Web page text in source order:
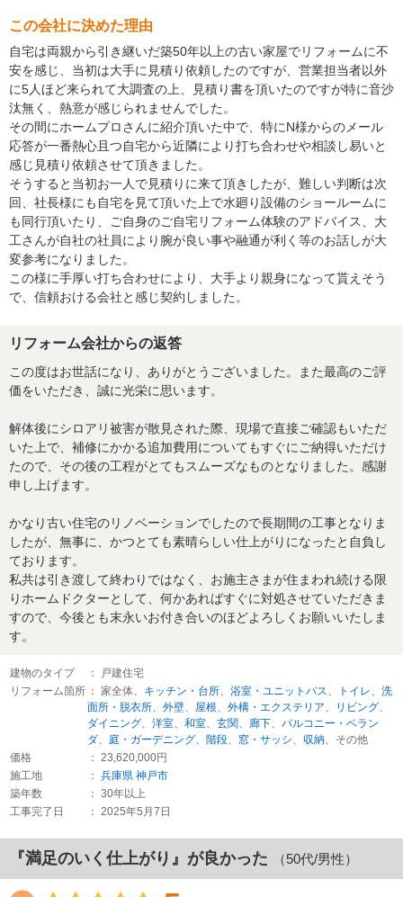
この会社に決めた理由
自宅は両親から引き継いだ築50年以上の古い家屋でリフォームに不
安を感じ、当初は大手に見積り依頼したのですが、営業担当者以外
に5人ほど来られて大調査の上、見積り書を頂いたのですが特に音沙
汰無く、熱意が感じられませんでした。
その間にホームプロさんに紹介頂いた中で、特にN様からのメール
応答が一番熱心且つ自宅から近隣により打ち合わせや相談し易いと
感じ見積り依頼させて頂きました。
そうすると当初お一人で見積りに来て頂きしたが、難しい判断は次
回、社長様にも自宅を見て頂いた上で水廻り設備のショールームに
も同行頂いたり、ご自身のご自宅リフォーム体験のアドバイス、大
工さんが自社の社員により腕が良い事や融通が利く等のお話しが大
変参考になりました。
この様に手厚い打ち合わせにより、大手より親身になって貰えそう
で、信頼おける会社と感じ契約しました。
リフォーム会社からの返答
この度はお世話になり、ありがとうございました。また最高のご評
価をいただき、誠に光栄に思います。
解体後にシロアリ被害が散見された際、現場で直接ご確認もいただ
いた上で、補修にかかる追加費用についてもすぐにご納得いただけ
たので、その後の工程がとてもスムーズなものとなりました。感謝
申し上げます。
かなり古い住宅のリノベーションでしたので長期間の工事となりま
したが、無事に、かつとても素晴らしい仕上がりになったと自負し
ております。
私共は引き渡して終わりではなく、お施主さまが住まわれ続ける限
りホームドクターとして、何かあればすぐに対処させていただきま
すので、今後とも末永いお付き合いのほどよろしくお願いいたしま
す。
建物のタイプ
： 戸建住宅
リフォーム箇所 ： 家全体、 キッチン・台所、 浴室・ユニットバス、 トイレ、 洗
面所・脱衣所、 外壁、 屋根、 外構・エクステリア、 リビング、
ダイニング、 洋室、 和室、 玄関、 廊下、 バルコニー・ベラン
ダ、 庭・ガーデニング、 階段、 窓・サッシ、 収納、その他
価格
： 23,620,000円
施工地
： 兵庫県 神戸市
築年数
： 30年以上
工事完了日
： 2025年5月7日
『満足のいく仕上がり』が良かった （50代/男性）